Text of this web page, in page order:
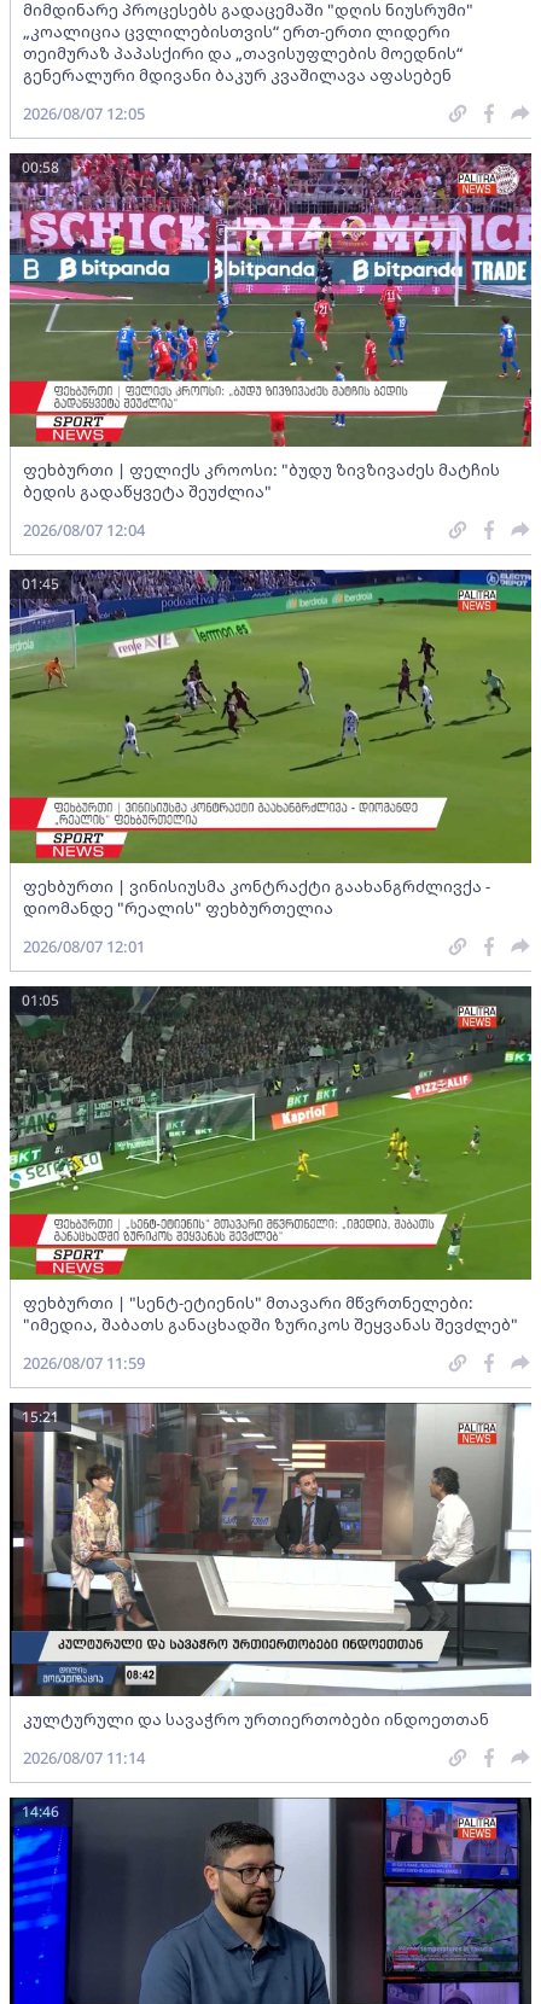
მიმდინარე პროცესებს გადაცემაში "დღის ნიუსრუმი"
„კოალიცია ცვლილებისთვის“ ერთ-ერთი ლიდერი
თეიმურაზ პაპასქირი და „თავისუფლების მოედნის“
გენერალური მდივანი ბაკურ კვაშილავა აფასებენ
2026/08/07 12:05
ფეხბურთი | ფელიქს კროოსი: "ბუდუ ზივზივაძეს მატჩის
ბედის გადაწყვეტა შეუძლია"
00:58
2026/08/07 12:04
ფეხბურთი | ვინისიუსმა კონტრაქტი გაახანგრძლივქა -
დიომანდე "რეალის" ფეხბურთელია
01:45
2026/08/07 12:01
ფეხბურთი | "სენტ-ეტიენის" მთავარი მწვრთნელები:
"იმედია, შაბათს განაცხადში ზურიკოს შეყვანას შევძლებ"
01:05
2026/08/07 11:59
კულტურული და სავაჭრო ურთიერთობები ინდოეთთან
15:21
2026/08/07 11:14
14:46